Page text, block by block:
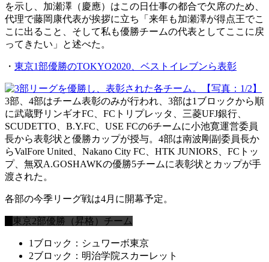
を示し、加瀬澤（慶應）はこの日仕事の都合で欠席のため、
代理で藤岡康代表が挨拶に立ち「来年も加瀬澤が得点王でこ
こに出ること、そして私も優勝チームの代表としてここに戻
ってきたい」と述べた。
・ 東京1部優勝のTOKYO2020、ベストイレブンら表彰
3部、4部はチーム表彰のみが行われ、3部は1ブロックから順
に武蔵野リンギオFC、FCトリプレッタ、三菱UFJ銀行、
SCUDETTO、B.Y.FC、USE FCの6チームに小池寛運営委員
長から表彰状と優勝カップが授与。4部は南波剛副委員長か
らValFore United、Nakano City FC、HTK JUNIORS、FCトッ
プ、無双A.GOSHAWKの優勝5チームに表彰状とカップが手
渡された。
各部の今季リーグ戦は4月に開幕予定。
東京2部優勝（昇格）チーム
1ブロック：シュワーボ東京
2ブロック：明治学院スカーレット